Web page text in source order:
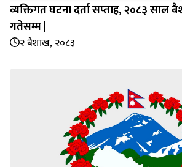
व्यक्तिगत घटना दर्ता सप्‍ताह, २०८३ साल
गतेसम्म |
२ बैशाख, २०८३